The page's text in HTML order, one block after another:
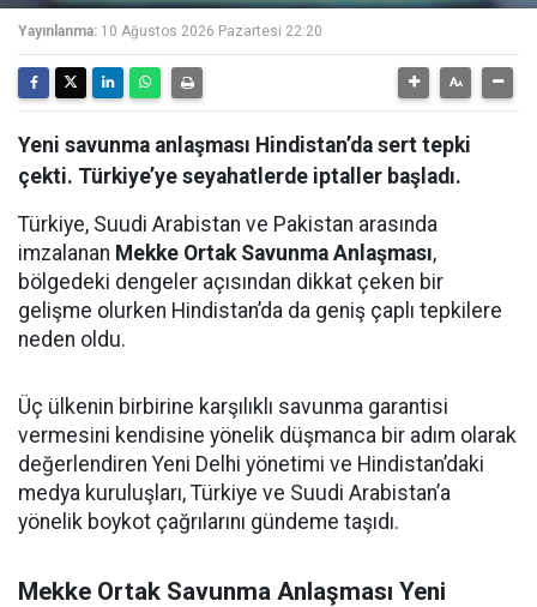
Yayınlanma: 10 Ağustos 2026 Pazartesi 22:20
Yeni savunma anlaşması Hindistan’da sert tepki
çekti. Türkiye’ye seyahatlerde iptaller başladı.
Türkiye, Suudi Arabistan ve Pakistan arasında
imzalanan Mekke Ortak Savunma Anlaşması,
bölgedeki dengeler açısından dikkat çeken bir
gelişme olurken Hindistan’da da geniş çaplı tepkilere
neden oldu.
Üç ülkenin birbirine karşılıklı savunma garantisi
vermesini kendisine yönelik düşmanca bir adım olarak
değerlendiren Yeni Delhi yönetimi ve Hindistan’daki
medya kuruluşları, Türkiye ve Suudi Arabistan’a
yönelik boykot çağrılarını gündeme taşıdı.
Mekke Ortak Savunma Anlaşması Yeni